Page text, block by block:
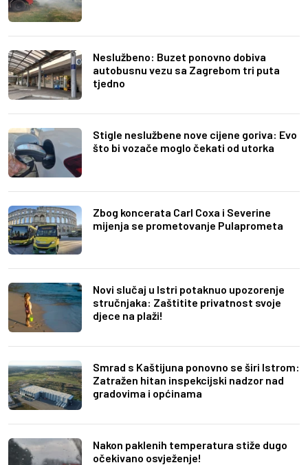
Neslužbeno: Buzet ponovno dobiva
autobusnu vezu sa Zagrebom tri puta
tjedno
Stigle neslužbene nove cijene goriva: Evo
što bi vozače moglo čekati od utorka
Zbog koncerata Carl Coxa i Severine
mijenja se prometovanje Pulaprometa
Novi slučaj u Istri potaknuo upozorenje
stručnjaka: Zaštitite privatnost svoje
djece na plaži!
Smrad s Kaštijuna ponovno se širi Istrom:
Zatražen hitan inspekcijski nadzor nad
gradovima i općinama
Nakon paklenih temperatura stiže dugo
očekivano osvježenje!